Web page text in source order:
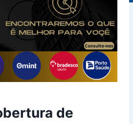
de